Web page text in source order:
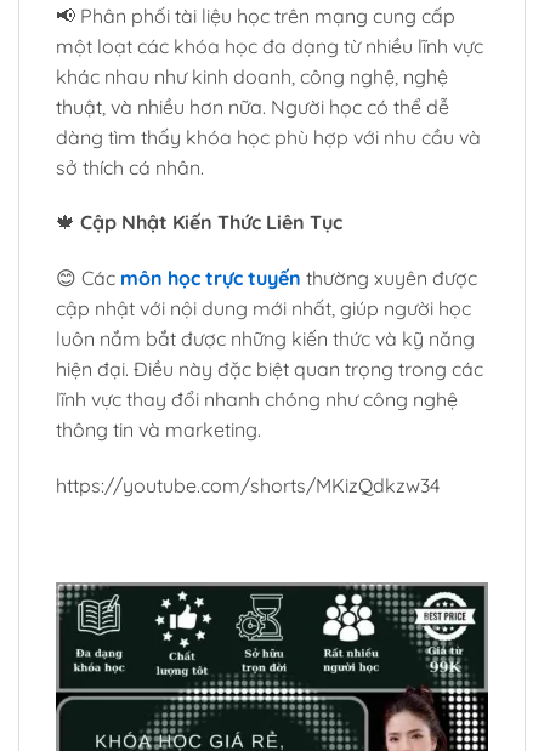
📢 Phân phối tài liệu học trên mạng cung cấp
một loạt các khóa học đa dạng từ nhiều lĩnh vực
khác nhau như kinh doanh, công nghệ, nghệ
thuật, và nhiều hơn nữa. Người học có thể dễ
dàng tìm thấy khóa học phù hợp với nhu cầu và
sở thích cá nhân.
🍁 Cập Nhật Kiến Thức Liên Tục
😊 Các môn học trực tuyến thường xuyên được
cập nhật với nội dung mới nhất, giúp người học
luôn nắm bắt được những kiến thức và kỹ năng
hiện đại. Điều này đặc biệt quan trọng trong các
lĩnh vực thay đổi nhanh chóng như công nghệ
thông tin và marketing.
https://youtube.com/shorts/MKizQdkzw34